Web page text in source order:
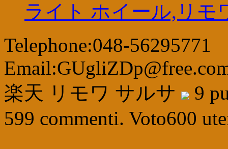
ライト ホイール,リモ
Telephone:048-56295771
楽天 リモワ サルサ
9
599 commenti. Voto600